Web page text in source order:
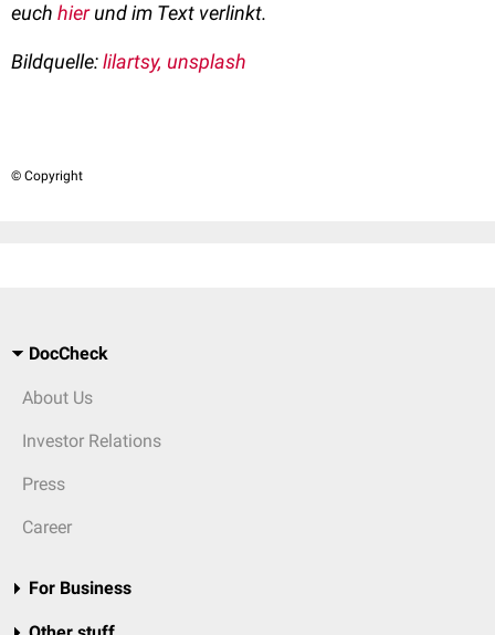
euch hierund im Text verlinkt.
Bildquelle:lilartsy, unsplash
© Copyright
DocCheck
About Us
Investor Relations
Press
Career
For Business